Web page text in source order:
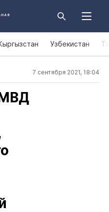
Узбекистан
7 сентября 2021, 18:04